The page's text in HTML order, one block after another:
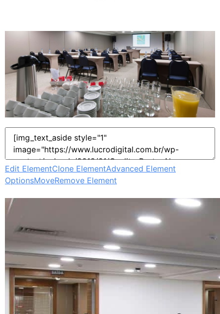
Edit ElementClone ElementAdvanced Element
OptionsMoveRemove Element